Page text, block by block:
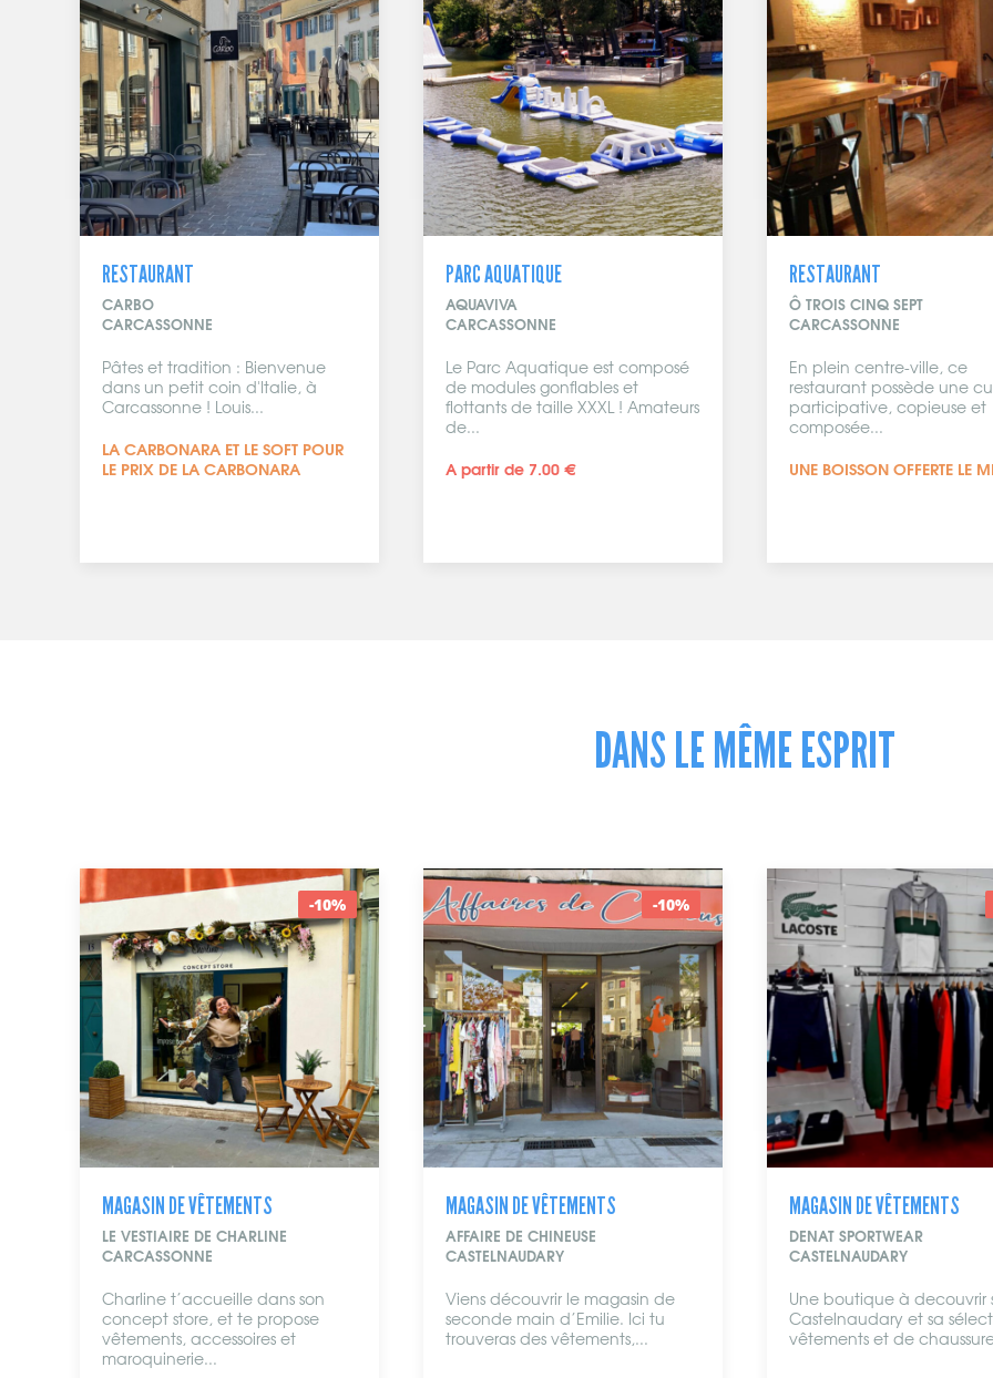
PARC AQUATIQUE
AQUAVIVA
CARCASSONNE
Le Parc Aquatique est composé
de modules gonflables et
flottants de taille XXXL ! Amateurs
A partir de 7.00 €
RESTAURANT
Ô TROIS CINQ SEPT
CARCASSONNE
En plein centre-ville, ce
restaurant possède une cuisine
participative, copieuse et
composée...
UNE BOISSON OFFERTE LE MIDI
CAFÉ LIBRAIRIE LUDIQUE
Les Arches de la cité, un
cœur de Carcassonne....
DANS LE MÊME ESPRIT
-10%
MAGASIN DE VÊTEMENTS
AFFAIRE DE CHINEUSE
CASTELNAUDARY
Viens découvrir le magasin de
seconde main d’Emilie. Ici tu
trouveras des vêtements,...
-10%
MAGASIN DE VÊTEMENTS
DENAT SPORTWEAR
CASTELNAUDARY
Une boutique à decouvrir sur
Castelnaudary et sa sélection de
vêtements et de chaussures...
MAGASIN DE VÊTEMENTS
IRON STEEL
NARBONNE
Un grand espace fripes
et femmes, et un espace
vêtements neufs toujours à